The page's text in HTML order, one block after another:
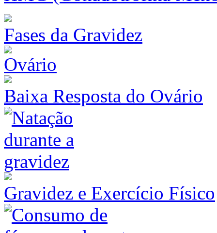
Fases da Gravidez
Baixa Resposta do Ovário
Gravidez e Exercício Físico